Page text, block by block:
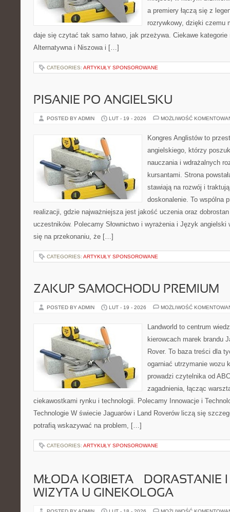
a premiery łączą się z
rozrywkowy, dzięki czemu
daje się czytać tak samo łatwo, jak przeżywa. Ciekawe
Alternatywna i Niszowa i […]
CATEGORIES: ARTYKUŁY SPONSOROWANE
PISANIE PO ANGIELSKU
POSTED BY ADMIN LUT - 19 - 2026 MOŻLIWOŚĆ
Kongres Anglistów to
angielskiego, którzy
nauczania i wdrażalnych
kursantami. Strona
stawiają na rozwój i
doskonalenie. To wspólna
realizacji, gdzie najważniejsza jest jakość uczenia oraz
uczestników. Polecamy Słownictwo i wyrażenia i Język angielski
się na przekonaniu, że […]
CATEGORIES: ARTYKUŁY SPONSOROWANE
ZAKUP SAMOCHODU PREMIUM
POSTED BY ADMIN LUT - 19 - 2026 MOŻLIWOŚĆ
Landworld to centrum
kierowcach marek brandu
Rover. To baza treści dla
ogarniać utrzymanie wozu
prowadzi czytelnika od
zagadnienia, łącząc
ciekawostkami rynku i technologii. Polecamy Innowacje i
Technologie W świecie Jaguarów i Land Roverów liczą się
potrafią wskazywać na problem, […]
CATEGORIES: ARTYKUŁY SPONSOROWANE
MŁODA KOBIETA – DORASTANIE
WIZYTA U GINEKOLOGA